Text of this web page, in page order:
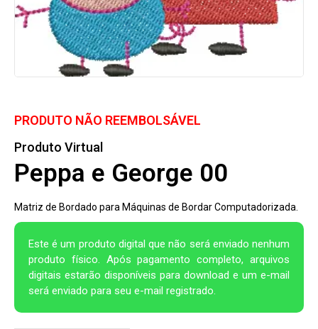
PRODUTO NÃO REEMBOLSÁVEL
Produto Virtual
Peppa e George 00
Matriz de Bordado para Máquinas de Bordar Computadorizada.
Este é um produto digital que não será enviado nenhum
produto físico. Após pagamento completo, arquivos
digitais estarão disponíveis para download e um e-mail
será enviado para seu e-mail registrado.